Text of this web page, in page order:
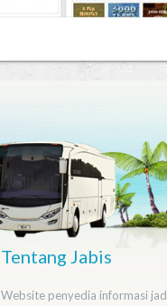
Tentang Jabis
Website penyedia informasi